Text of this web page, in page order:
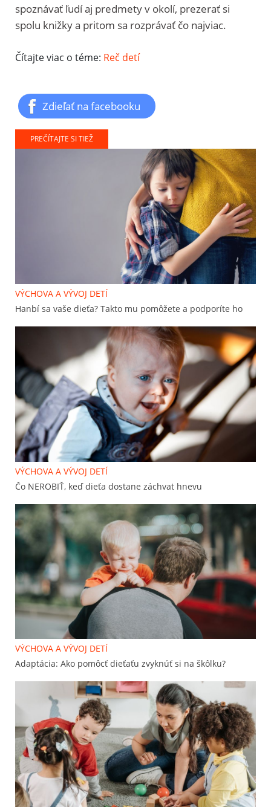
spoznávať ľudí aj predmety v okolí, prezerať si
spolu knižky a pritom sa rozprávať čo najviac.
Čítajte viac o téme: Reč detí
Zdieľať na facebooku
PREČÍTAJTE SI TIEŽ
VÝCHOVA A VÝVOJ DETÍ
Hanbí sa vaše dieťa? Takto mu pomôžete a podporíte ho
VÝCHOVA A VÝVOJ DETÍ
Čo NEROBIŤ, keď dieťa dostane záchvat hnevu
VÝCHOVA A VÝVOJ DETÍ
Adaptácia: Ako pomôcť dieťaťu zvyknúť si na škôlku?